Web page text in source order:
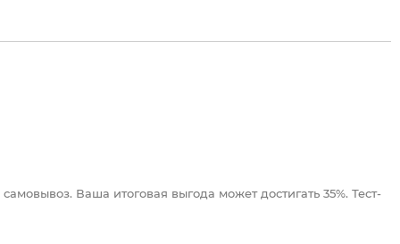
Ваша итоговая выгода может достигать 35%. Тест-